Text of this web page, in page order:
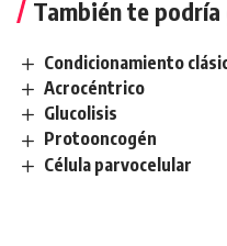
También te
Condicionamiento
Acrocéntrico
Glucolisis
Protooncogén
Célula parvocelular